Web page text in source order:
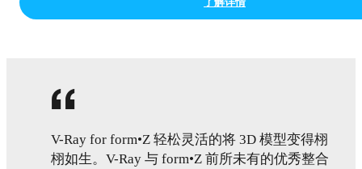
V-Ray for form•Z 轻松灵活的将 3D 模型变得栩
栩如生。V-Ray 与 form•Z 前所未有的优秀整合